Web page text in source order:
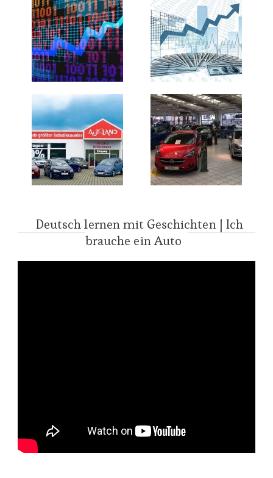
Deutsch lernen mit Geschichten | Ich
brauche ein Auto